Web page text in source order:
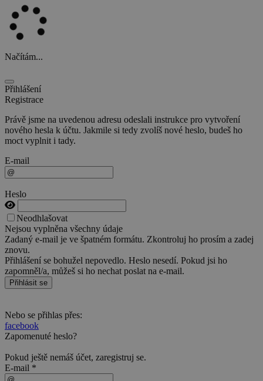
Načítám...
Přihlášení
Registrace
Právě jsme na uvedenou adresu odeslali instrukce pro vytvoření
nového hesla k účtu. Jakmile si tedy zvolíš nové heslo, budeš ho
moct vyplnit i tady.
E-mail
Heslo
Neodhlašovat
Nejsou vyplněna všechny údaje
Zadaný e-mail je ve špatném formátu. Zkontroluj ho prosím a zadej
znovu.
Přihlášení se bohužel nepovedlo. Heslo nesedí. Pokud jsi ho
zapomněl/a, můžeš si ho nechat poslat na e-mail.
Přihlásit se
Nebo se přihlas přes:
facebook
Zapomenuté heslo?
Pokud ještě nemáš účet, zaregistruj se.
E-mail *